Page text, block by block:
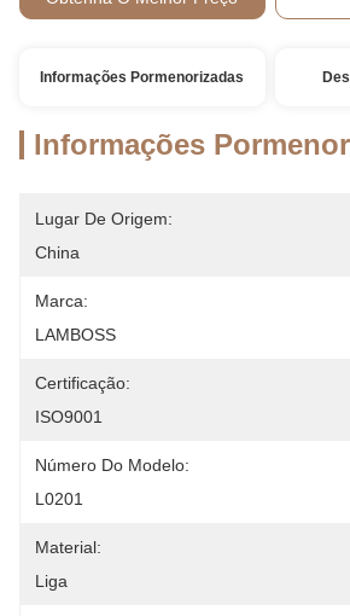
Informações Pormenorizadas
Informações
Lugar De Origem:
China
Marca:
LAMBOSS
Certificação:
ISO9001
Número Do Modelo:
L0201
Material:
Liga